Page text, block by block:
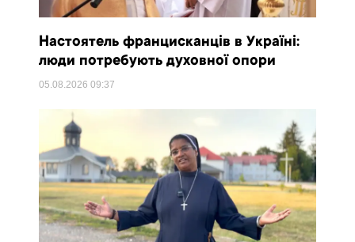
Настоятель францисканців в Україні:
люди потребують духовної опори
05.08.202609:37